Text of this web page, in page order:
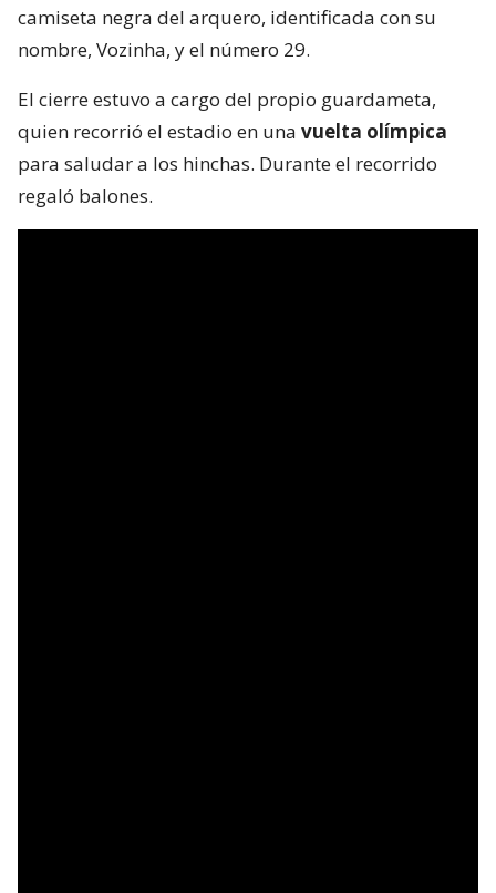
camiseta negra del arquero, identificada con su
nombre, Vozinha, y el número 29.
El cierre estuvo a cargo del propio guardameta,
quien recorrió el estadio en una vuelta olímpica
para saludar a los hinchas. Durante el recorrido
regaló balones.